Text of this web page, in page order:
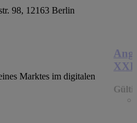
98, 12163 Berlin
Marktes im digitalen
XXL